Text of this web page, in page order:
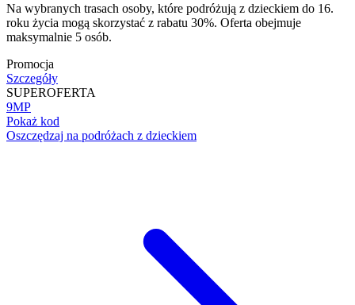
Na wybranych trasach osoby, które podróżują z dzieckiem do 16.
roku życia mogą skorzystać z rabatu 30%. Oferta obejmuje
maksymalnie 5 osób.
Promocja
Szczegóły
SUPEROFERTA
9MP
Pokaż kod
Oszczędzaj na podróżach z dzieckiem